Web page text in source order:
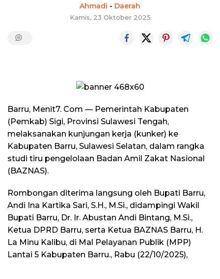
Ahmadi - Daerah
Kamis, 23 Oktober 2025
Barru, Menit7. Com — Pemerintah Kabupaten
(Pemkab) Sigi, Provinsi Sulawesi Tengah,
melaksanakan kunjungan kerja (kunker) ke
Kabupaten Barru, Sulawesi Selatan, dalam rangka
studi tiru pengelolaan Badan Amil Zakat Nasional
(BAZNAS).
Rombongan diterima langsung oleh Bupati Barru,
Andi Ina Kartika Sari, S.H., M.Si., didampingi Wakil
Bupati Barru, Dr. Ir. Abustan Andi Bintang, M.Si.,
Ketua DPRD Barru, serta Ketua BAZNAS Barru, H.
La Minu Kalibu, di Mal Pelayanan Publik (MPP)
Lantai 5 Kabupaten Barru., Rabu (22/10/2025),